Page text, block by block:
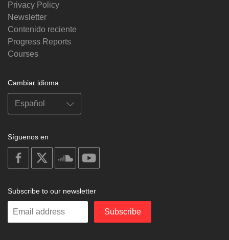
Privacy Policy
Newsletter
Contenido reciente
Progress Reports
Courses
Cambiar idioma
Síguenos en
on
facebook
soundcloud
Subscribe to our newsletter
Enter
Subscribe